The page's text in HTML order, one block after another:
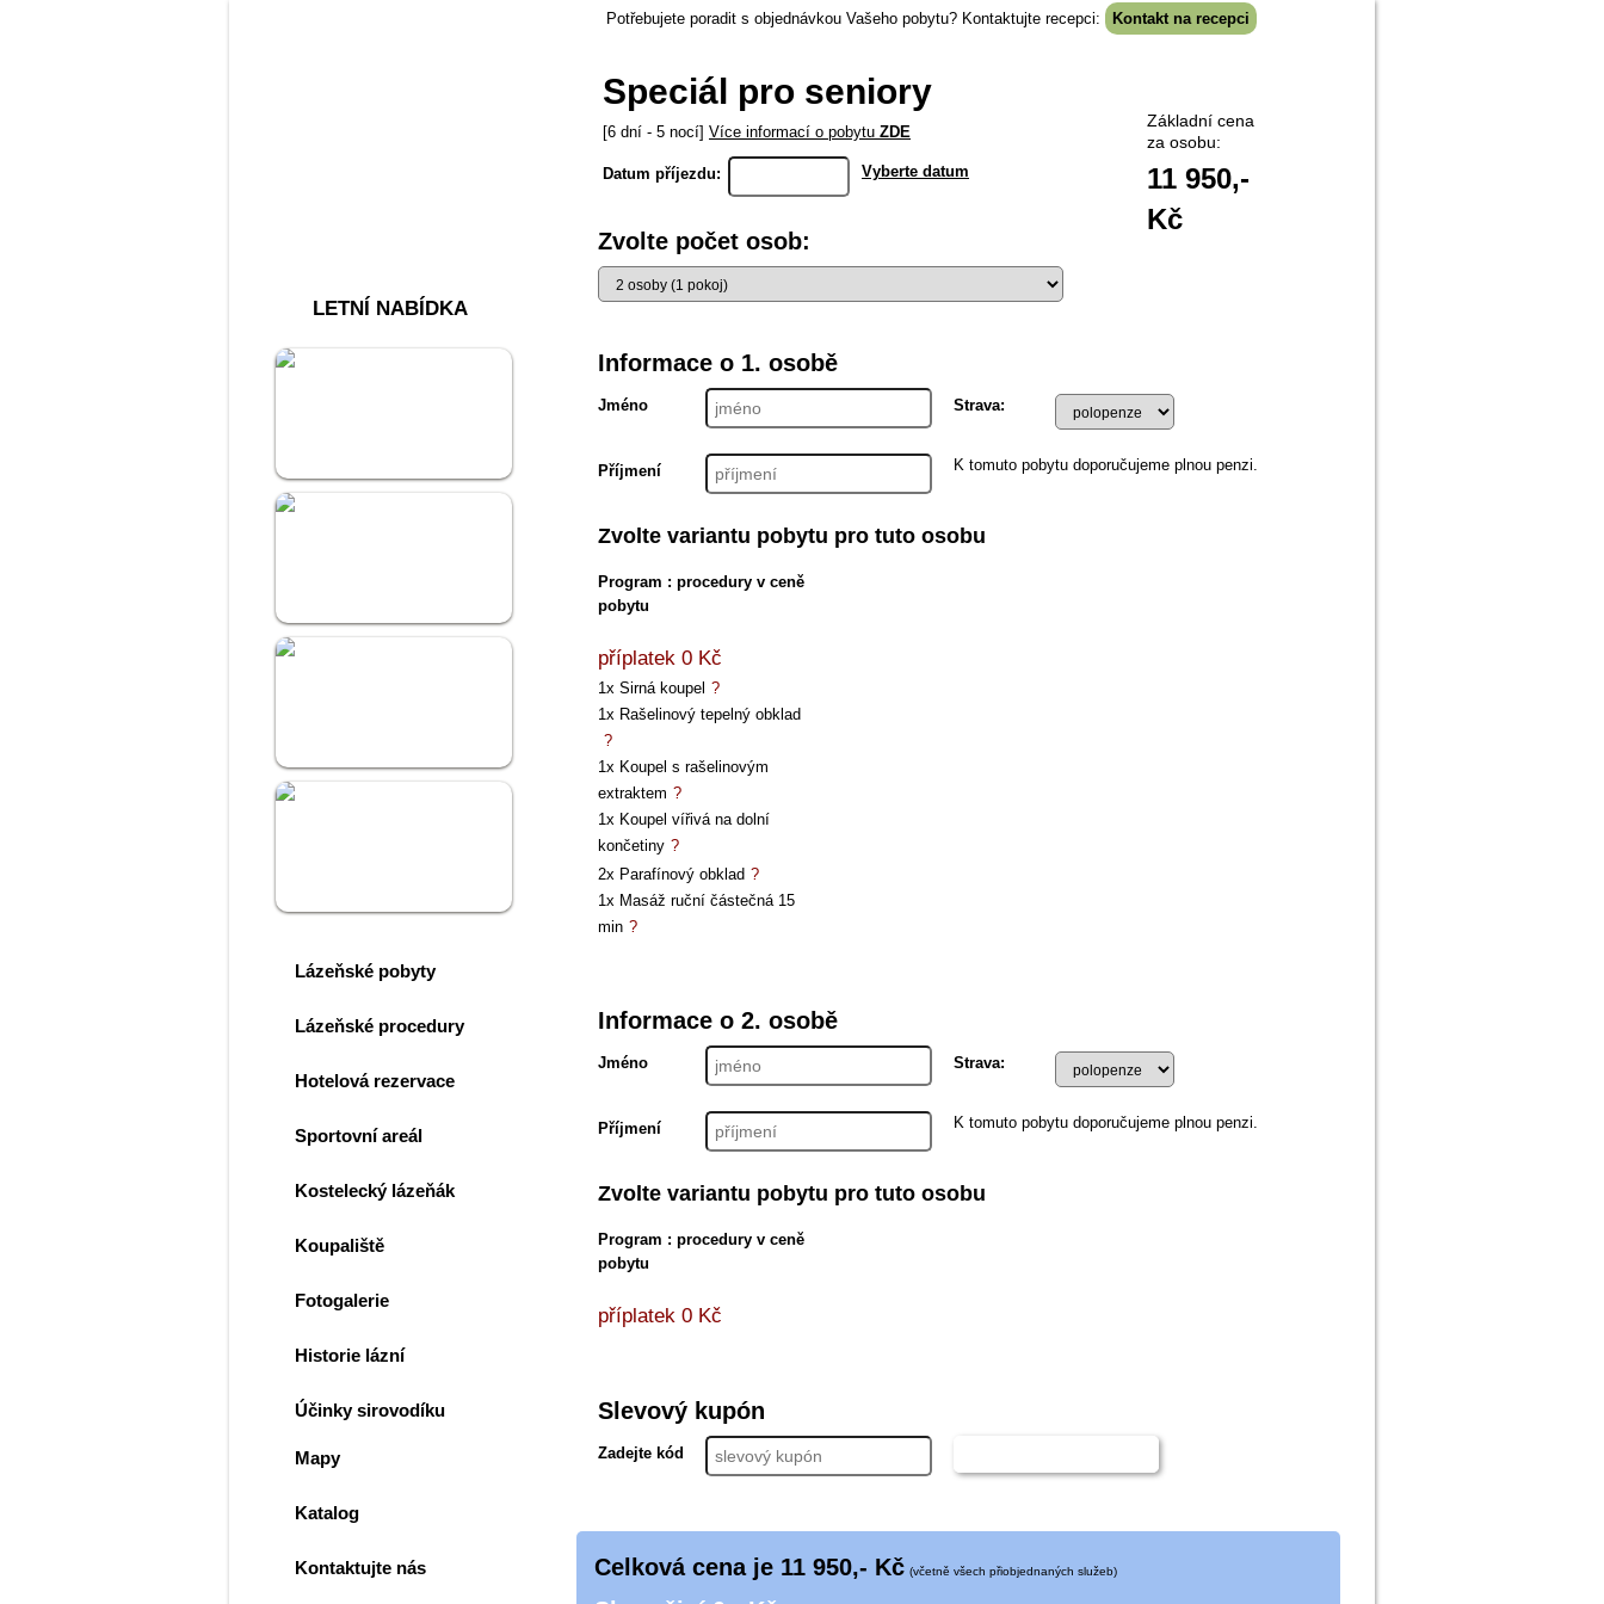
LETNÍ NABÍDKA
Lázeňské pobyty
Lázeňské procedury
Hotelová rezervace
Sportovní areál
Kostelecký lázeňák
Koupaliště
Fotogalerie
Historie lázní
Účinky sirovodíku
Mapy
Katalog
Kontaktujte nás
Potřebujete poradit s objednávkou Vašeho pobytu? Kontaktujte recepci: Kontakt na recepci
Speciál pro seniory
[6 dní - 5 nocí] Více informací o pobytu ZDE
Základní cena
za osobu:
11 950,-
Kč
Datum příjezdu: Vyberte datum
Zvolte počet osob:
Informace o 1. osobě
Jméno Strava:
Příjmení K tomuto pobytu doporučujeme plnou penzi.
Zvolte variantu pobytu pro tuto osobu
Program : procedury v ceně
pobytu
příplatek 0 Kč
1x Sirná koupel
1x Rašelinový tepelný obklad
1x Koupel s rašelinovým
extraktem
1x Koupel vířivá na dolní
končetiny
2x Parafínový obklad
1x Masáž ruční částečná 15
min
Informace o 2. osobě
Jméno Strava:
Příjmení K tomuto pobytu doporučujeme plnou penzi.
Zvolte variantu pobytu pro tuto osobu
Program : procedury v ceně
pobytu
příplatek 0 Kč
Slevový kupón
Zadejte kód
Celková cena je 11 950,- Kč (včetně všech přiobjednaných služeb)